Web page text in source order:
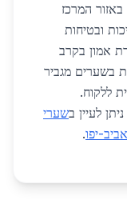
באזור המרכז
ובטיחות
אמון בקרב
בשערים מגביר
ללקוח.
לעיין בשערי
יפו.